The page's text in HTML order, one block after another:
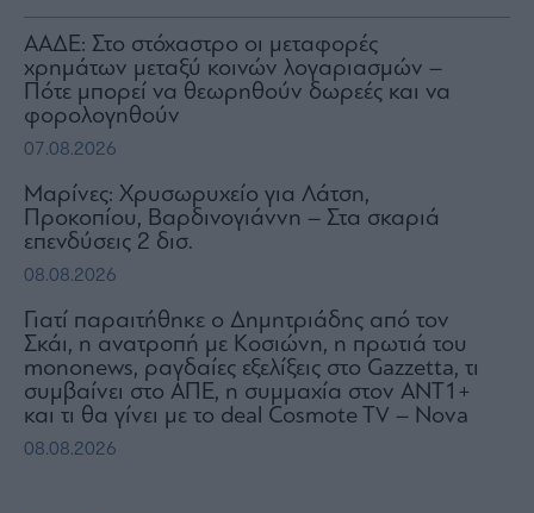
ΑΑΔΕ: Στο στόχαστρο οι μεταφορές
χρημάτων μεταξύ κοινών λογαριασμών –
Πότε μπορεί να θεωρηθούν δωρεές και να
φορολογηθούν
07.08.2026
Μαρίνες: Χρυσωρυχείο για Λάτση,
Προκοπίου, Βαρδινογιάννη – Στα σκαριά
επενδύσεις 2 δισ.
08.08.2026
Γιατί παραιτήθηκε ο Δημητριάδης από τον
Σκάι, η ανατροπή με Κοσιώνη, η πρωτιά του
mononews, ραγδαίες εξελίξεις στο Gazzetta, τι
συμβαίνει στο ΑΠΕ, η συμμαχία στον ΑΝΤ1+
και τι θα γίνει με το deal Cosmote TV – Nova
08.08.2026